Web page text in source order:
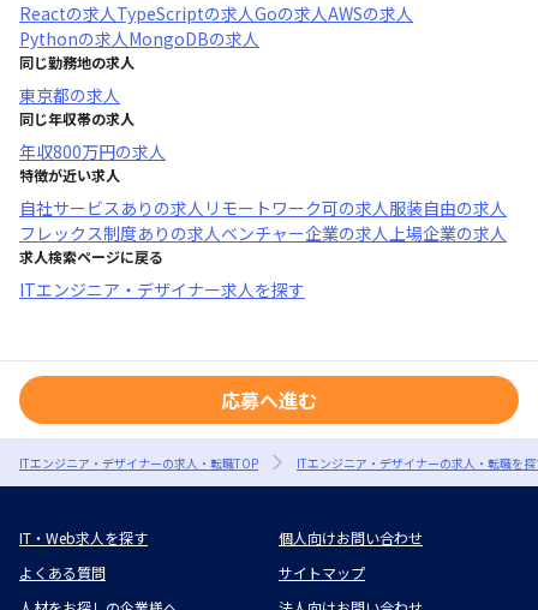
Reactの求人TypeScriptの求人Goの求人AWSの求人
Pythonの求人MongoDBの求人
同じ勤務地の求人
東京都の求人
同じ年収帯の求人
年収800万円の求人
特徴が近い求人
自社サービスあり の求人 リモートワーク可の求人服装自由の求人
フレックス制度あり の求人ベンチャー企業の求人上場企業の求人
求人検索ページに戻る
ITエンジニア・デザイナー求人を探す
応募へ進む
ITエンジニア・デザイナーの求人・転職TOP ITエンジニア・デザイナーの求人・転職を
IT・Web求人を探す
個人向けお問い合わせ
よくある質問
サイトマップ